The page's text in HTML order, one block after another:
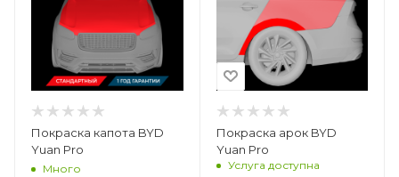
Покраска капота BYD
Yuan Pro
Много
Покраска арок BYD
Yuan Pro
Услуга доступна